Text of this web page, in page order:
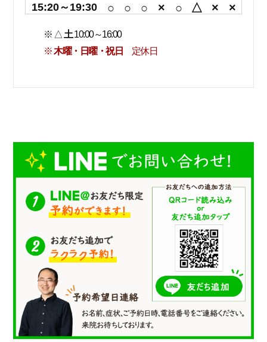
15:20～19:30 ○ ○ ○ × ○ △ × ×
※ △ 土10:00～16:00
※木曜・日曜・祝日 定休日